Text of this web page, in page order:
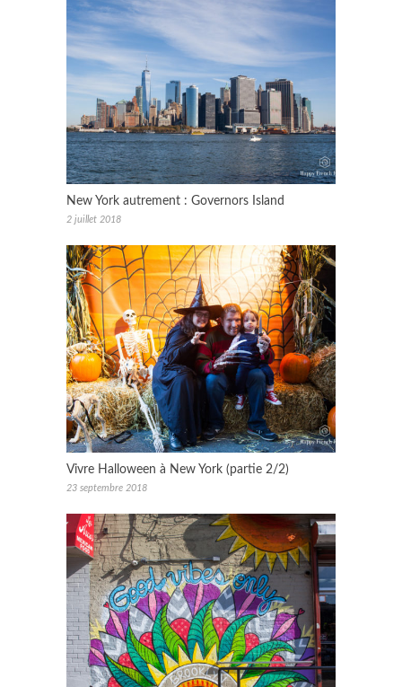
New York autrement : Governors Island
2 juillet 2018
Vivre Halloween à New York (partie 2/2)
23 septembre 2018